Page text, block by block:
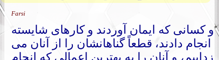
Farsi
و کسانی که ایمان آوردند و کارهای شایسته
انجام دادند، قطعاً گناهانشان را از آنان می
زداییم، و آنان را به بهترین اعمالی که انجام